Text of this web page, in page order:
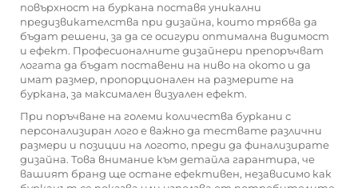
повърхност на буркана поставя уникални
предизвикателства при дизайна, които трябва да
бъдат решени, за да се осигури оптимална видимост
и ефект. Професионалните дизайнери препоръчват
логата да бъдат поставени на ниво на окото и да
имат размер, пропорционален на размерите на
буркана, за максимален визуален ефект.
При поръчване на големи количества буркани с
персонализиран лого е важно да тествате различни
размери и позиции на логото, преди да финализирате
дизайна. Това внимание към детайла гарантира, че
вашият бранд ще остане ефективен, независимо как